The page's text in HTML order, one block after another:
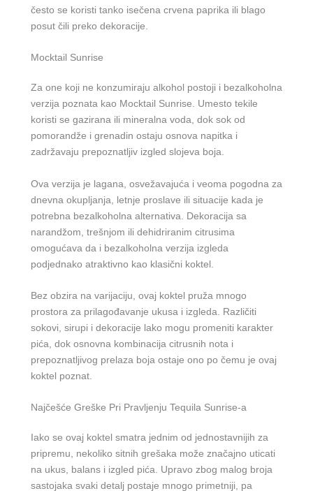
često se koristi tanko isečena crvena paprika ili blago
posut čili preko dekoracije.
Mocktail Sunrise
Za one koji ne konzumiraju alkohol postoji i bezalkoholna
verzija poznata kao Mocktail Sunrise. Umesto tekile
koristi se gazirana ili mineralna voda, dok sok od
pomorandže i grenadin ostaju osnova napitka i
zadržavaju prepoznatljiv izgled slojeva boja.
Ova verzija je lagana, osvežavajuća i veoma pogodna za
dnevna okupljanja, letnje proslave ili situacije kada je
potrebna bezalkoholna alternativa. Dekoracija sa
narandžom, trešnjom ili dehidriranim citrusima
omogućava da i bezalkoholna verzija izgleda
podjednako atraktivno kao klasični koktel.
Bez obzira na varijaciju, ovaj koktel pruža mnogo
prostora za prilagođavanje ukusa i izgleda. Različiti
sokovi, sirupi i dekoracije lako mogu promeniti karakter
pića, dok osnovna kombinacija citrusnih nota i
prepoznatljivog prelaza boja ostaje ono po čemu je ovaj
koktel poznat.
Najčešće Greške Pri Pravljenju Tequila Sunrise-a
Iako se ovaj koktel smatra jednim od jednostavnijih za
pripremu, nekoliko sitnih grešaka može značajno uticati
na ukus, balans i izgled pića. Upravo zbog malog broja
sastojaka svaki detalj postaje mnogo primetniji, pa